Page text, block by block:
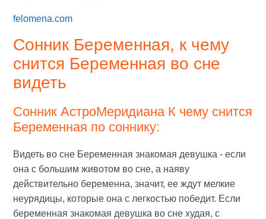
felomena.com
Сонник Беременная, к чему
снится Беременная во сне
видеть
Сонник АстроМеридиана К чему снится
Беременная по соннику:
Видеть во сне Беременная знакомая девушка - если
она с большим животом во сне, а наяву
действительно беременна, значит, ее ждут мелкие
неурядицы, которые она с легкостью победит. Если
беременная знакомая девушка во сне худая, с